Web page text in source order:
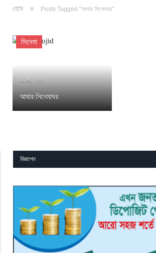
হোম » Posts Tagged "আমার সিনেমাঘর"
সিনেমা
২৬ মার্চ, ২০২১
আমার সিনেমাঘর
বিজ্ঞাপন